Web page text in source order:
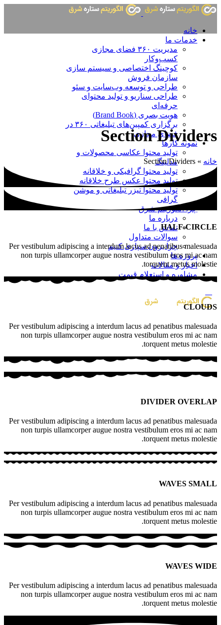
خانه
خدمات ما
مدیریت ۳۶۰ فضای مجازی
کسب‌وکار
کوچینگ اختصاصی و سیستم سازی
سازمان فروش
طراحی و توسعه وب‌سایت و سئو
طراحی سناریو و تولید محتوای
حرفه‌ای
هویت بصری (Brand Book)
برگزاری کمپین‌های تبلیغاتی ۳۶۰ در
فضای مجازی
نمونه کارها
تولید محتوا عکاسی محصولات و
مدلینگ
تولید محتوا گرافیکی و خلاقانه
تولید محتوا عکس طرح خلاقانه
تولید محتوا تیزر تبلیغاتی و موشن
گرافی
چرا الگوریتم شرق
درباره ما
تماس با ما
سوالات متداول
چرا برون سپاری کنیم
پروژه ها
اخبار و مقالات
مشاوره و استعلام قیمت
Section Dividers
خانه »
Section Dividers
HALF-CIRCLE
Per vestibulum adipiscing a interdum lacus ad penatibus malesuada
non turpis ullamcorper augue nostra vestibulum eros mi ac nam
torquent metus molestie.
CLOUDS
Per vestibulum adipiscing a interdum lacus ad penatibus malesuada
non turpis ullamcorper augue nostra vestibulum eros mi ac nam
torquent metus molestie.
DIVIDER OVERLAP
Per vestibulum adipiscing a interdum lacus ad penatibus malesuada
non turpis ullamcorper augue nostra vestibulum eros mi ac nam
torquent metus molestie.
WAVES SMALL
Per vestibulum adipiscing a interdum lacus ad penatibus malesuada
non turpis ullamcorper augue nostra vestibulum eros mi ac nam
torquent metus molestie.
WAVES WIDE
Per vestibulum adipiscing a interdum lacus ad penatibus malesuada
non turpis ullamcorper augue nostra vestibulum eros mi ac nam
torquent metus molestie.